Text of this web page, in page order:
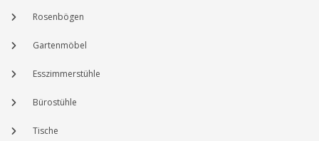
Rosenbögen
Gartenmöbel
Esszimmerstühle
Bürostühle
Tische